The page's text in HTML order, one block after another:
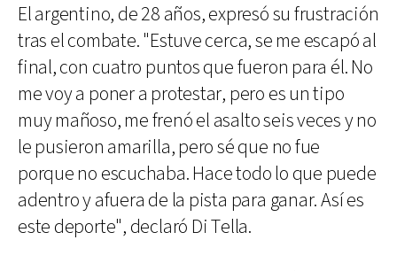
El argentino, de 28 años, expresó su frustración
tras el combate. "Estuve cerca, se me escapó al
final, con cuatro puntos que fueron para él. No
me voy a poner a protestar, pero es un tipo
muy mañoso, me frenó el asalto seis veces y no
le pusieron amarilla, pero sé que no fue
porque no escuchaba. Hace todo lo que puede
adentro y afuera de la pista para ganar. Así es
este deporte", declaró Di Tella.